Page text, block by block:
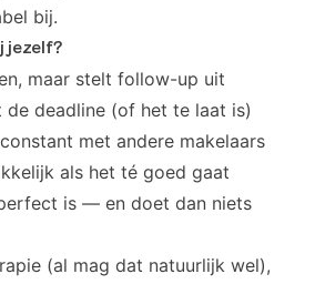
bij.
jezelf?
maar stelt follow-up uit
deadline (of het te laat is)
met andere makelaars
als het té goed gaat
is — en doet dan niets
(al mag dat natuurlijk wel),